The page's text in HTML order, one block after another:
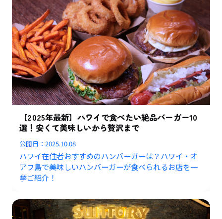
【2025年最新】ハワイで食べたい絶品バーガー10
選！安くて美味しいから贅沢まで
公開日：2025.10.08
ハワイ在住者おすすめのハンバーガーは？ハワイ・オ
アフ島で美味しいハンバーガーが食べられるお店を一
挙ご紹介！